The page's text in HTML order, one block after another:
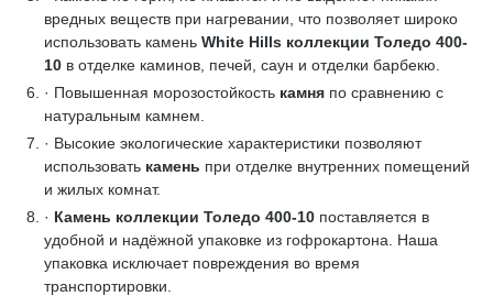
вредных веществ при нагревании, что позволяет широко
использовать камень White Hills коллекции Толедо 400-
10 в отделке каминов, печей, саун и отделки барбекю.
· Повышенная морозостойкость камня по сравнению с
натуральным камнем.
· Высокие экологические характеристики позволяют
использовать камень при отделке внутренних помещений
и жилых комнат.
· Камень коллекции Толедо 400-10 поставляется в
удобной и надёжной упаковке из гофрокартона. Наша
упаковка исключает повреждения во время
транспортировки.